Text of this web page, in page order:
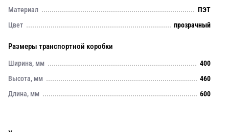
Материал
ПЭТ
Цвет
прозрачный
Размеры транспортной коробки
Ширина, мм
400
Высота, мм
460
Длина, мм
600